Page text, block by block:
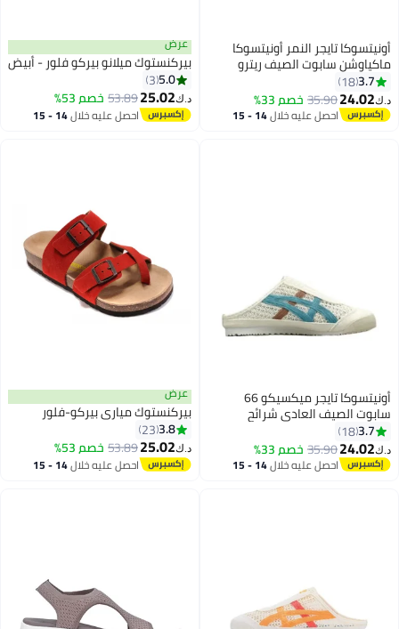
أونيتسوكا تايجر النمر أونيتسوكا
ماكياوشن سابوت الصيف ريترو
انزلاق على الرياضة الأحذية العادية
3.7
18
د.ك‏24.02
35.90خصم 33%
احصل عليه خلال 14 - 15
6
عرض
بيركنستوك ميلانو بيركو فلور - أبيض
5.0
3
د.ك‏25.02
53.89خصم 53%
احصل عليه خلال 14 - 15
أونيتسوكا تايجر ميكسيكو 66
سابوت الصيف العادي شرائح
الصنادل - بيج / سيان / بني
3.7
18
د.ك‏24.02
35.90خصم 33%
احصل عليه خلال 14 - 15
22
عرض
بيركنستوك مياري بيركو-فلور
3.8
23
د.ك‏25.02
53.89خصم 53%
احصل عليه خلال 14 - 15